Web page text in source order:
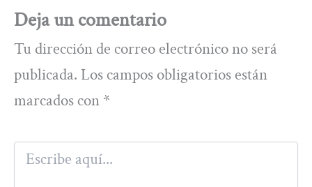
Deja un comentario
Tu dirección de correo electrónico no será
publicada. Los campos obligatorios están
marcados con *
Escribe
aquí...